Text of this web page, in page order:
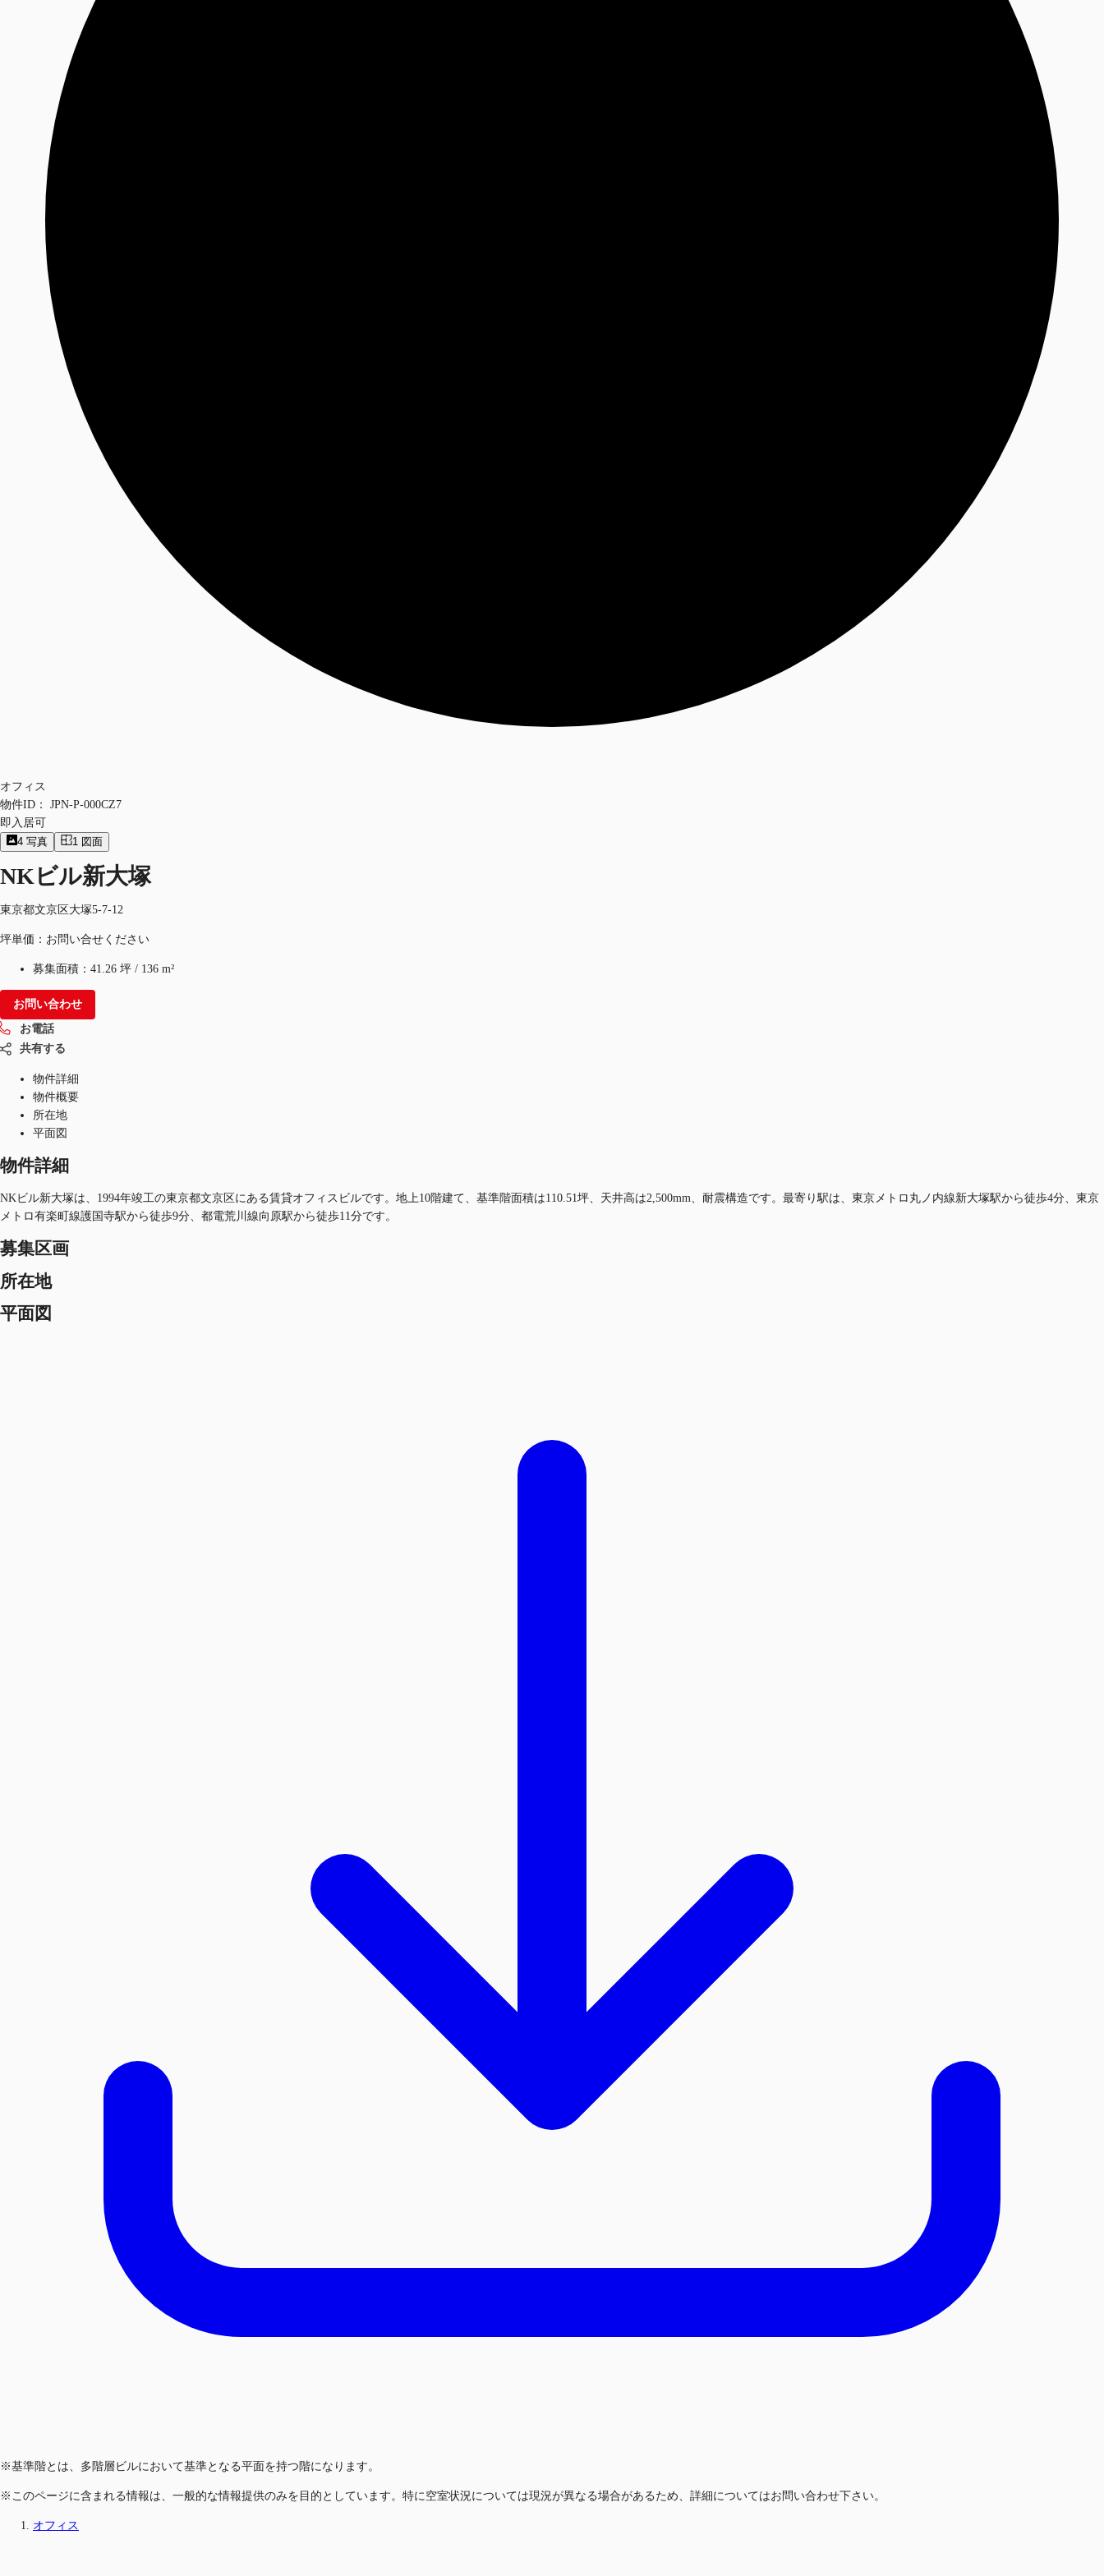
オフィス
物件ID：
JPN-P-000CZ7
即入居可
4 写真 1 図面
NKビル新大塚
東京都文京区大塚5-7-12
坪単価：お問い合せください
募集面積： 41.26 坪 / 136 m²
お問い合わせ
お電話
共有する
物件詳細
物件概要
所在地
平面図
物件詳細
NKビル新大塚は、1994年竣工の東京都文京区にある賃貸オフィスビルです。地上10階建て、基準階面積は110.51坪、天井高は2,500mm、耐震構造です。最寄り駅は、東京メトロ丸ノ内線新大塚駅から徒歩4分、東京
メトロ有楽町線護国寺駅から徒歩9分、都電荒川線向原駅から徒歩11分です。
募集区画
所在地
平面図
※基準階とは、多階層ビルにおいて基準となる平面を持つ階になります。
※このページに含まれる情報は、一般的な情報提供のみを目的としています。特に空室状況については現況が異なる場合があるため、詳細についてはお問い合わせ下さい。
オフィス